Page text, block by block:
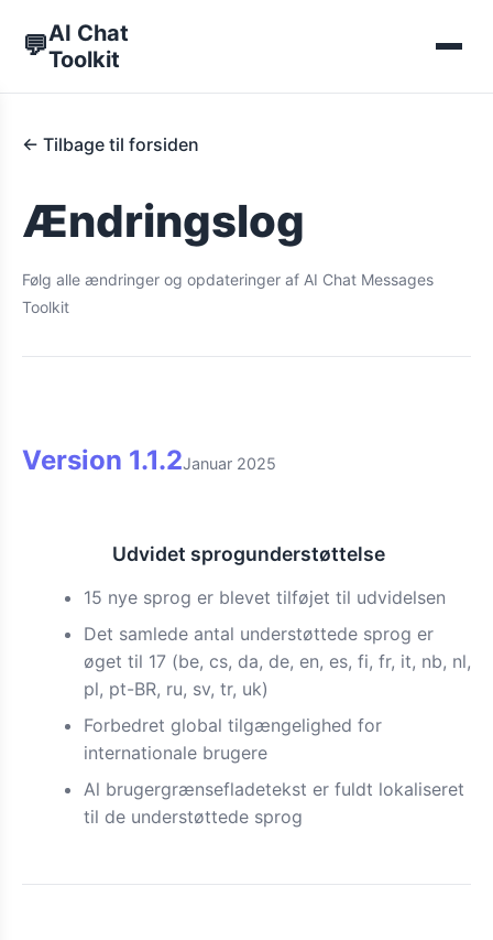
💬AI Chat
Toolkit
← Tilbage til forsiden
Ændringslog
Følg alle ændringer og opdateringer af AI Chat Messages
Toolkit
Version 1.1.2Januar 2025
Udvidet sprogunderstøttelse
15 nye sprog er blevet tilføjet til udvidelsen
Det samlede antal understøttede sprog er
øget til 17 (be, cs, da, de, en, es, fi, fr, it, nb, nl,
pl, pt-BR, ru, sv, tr, uk)
Forbedret global tilgængelighed for
internationale brugere
Al brugergrænsefladetekst er fuldt lokaliseret
til de understøttede sprog